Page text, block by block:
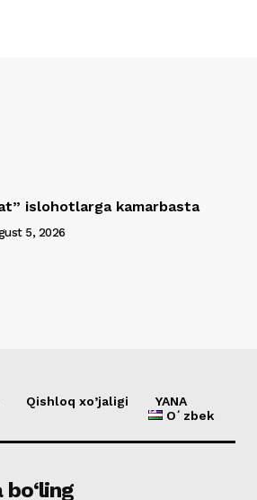
islohotlarga kamarbasta
5, 2026
Qishloq xo’jaligi
YANA
Oʻzbek
bo‘ling